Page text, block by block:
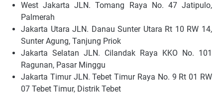
West Jakarta JLN. Tomang Raya No. 47 Jatipulo,
Palmerah
Jakarta Utara JLN. Danau Sunter Utara Rt 10 RW 14,
Sunter Agung, Tanjung Priok
Jakarta Selatan JLN. Cilandak Raya KKO No. 101
Ragunan, Pasar Minggu
Jakarta Timur JLN. Tebet Timur Raya No. 9 Rt 01 RW
07 Tebet Timur, Distrik Tebet